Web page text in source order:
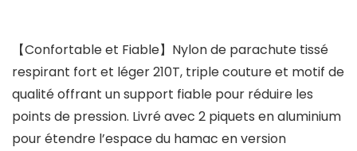
【Confortable et Fiable】Nylon de parachute tissé
respirant fort et léger 210T, triple couture et motif de
qualité offrant un support fiable pour réduire les
points de pression. Livré avec 2 piquets en aluminium
pour étendre l’espace du hamac en version